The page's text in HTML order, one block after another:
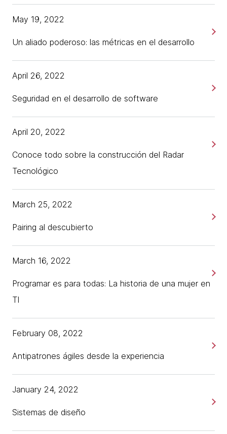
Un aliado poderoso: las métricas en el desarrollo
May 19, 2022
Seguridad en el desarrollo de software
April 26, 2022
Conoce todo sobre la construcción del Radar
Tecnológico
April 20, 2022
Pairing al descubierto
March 25, 2022
Programar es para todas: La historia de una mujer en
TI
March 16, 2022
Antipatrones ágiles desde la experiencia
February 08, 2022
Sistemas de diseño
January 24, 2022